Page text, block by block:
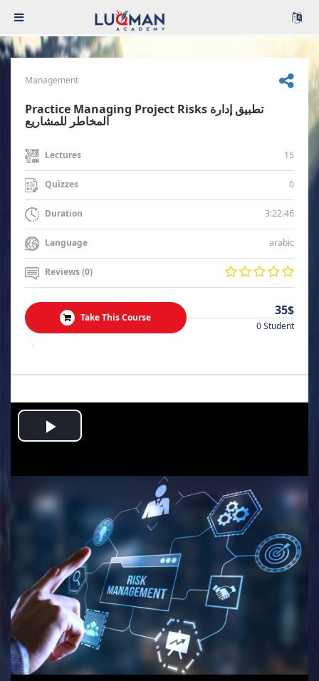
Management
Practice Managing Project Risks تطبيق إدارة
المخاطر للمشاريع
Lectures 15
Quizzes 0
Duration 3:22:46
Language arabic
Reviews (0)
Take This Course 35$
0 Student
.
Play
Video